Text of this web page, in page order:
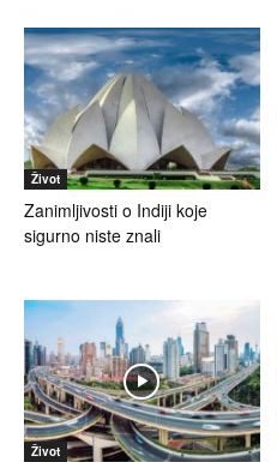
Život
Zanimljivosti o Indiji koje
sigurno niste znali
Život